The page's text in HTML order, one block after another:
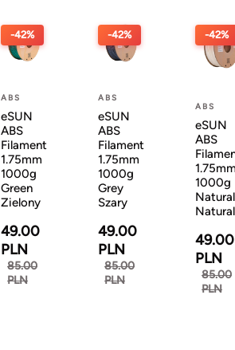
-42%
ABS
eSUN
ABS
Filament
1.75mm
1000g
Green
Zielony
49.00
PLN
85.00
PLN
-42%
ABS
eSUN
ABS
Filament
1.75mm
1000g
Grey
Szary
49.00
PLN
85.00
PLN
-42%
ABS
eSUN
ABS
1000g
Natural
49.00
PLN
85.00
PLN